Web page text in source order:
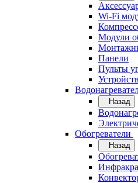
Wi-Fi
Модули
Панели
Пульты
Назад
Обогреватели
Назад